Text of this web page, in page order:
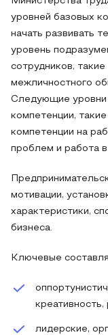
уровней базовых
начать развивать
уровень
сотрудников,
межличностного
Следующие уровни
компетенции,
компетенции на
проблем и работа
мотивации,
характеристики,
бизнеса.
Ключевые
лидерские,